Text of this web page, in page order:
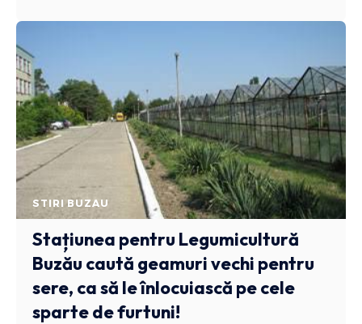
STIRI BUZAU
Stațiunea pentru Legumicultură
Buzău caută geamuri vechi pentru
sere, ca să le înlocuiască pe cele
sparte de furtuni!